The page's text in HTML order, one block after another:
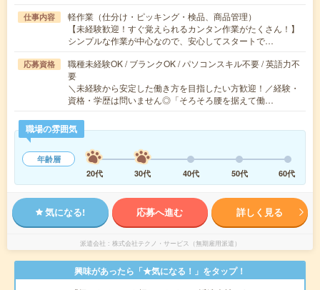
仕事内容
軽作業（仕分け・ピッキング・検品、商品管理）
【未経験歓迎！すぐ覚えられるカンタン作業がたくさん！】
シンプルな作業が中心なので、安心してスタートで…
応募資格
職種未経験OK / ブランクOK / パソコンスキル不要 / 英語力不
要
＼未経験から安定した働き方を目指したい方歓迎！／経験・
資格・学歴は問いません◎「そろそろ腰を据えて働…
職場の雰囲気
年齢層
20代
30代 40代 50代 60代
気になる! 応募へ進む 詳しく見る
派遣会社 株式会社テクノ・サービス（無期雇用派遣）
興味があったら「★気になる！」をタップ！